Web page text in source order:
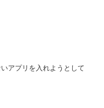
アプリを入れようとして